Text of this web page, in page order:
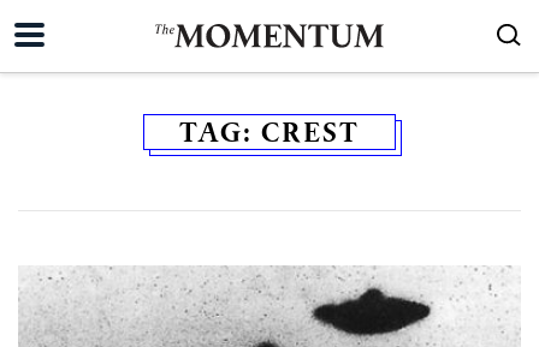
TAG: CREST